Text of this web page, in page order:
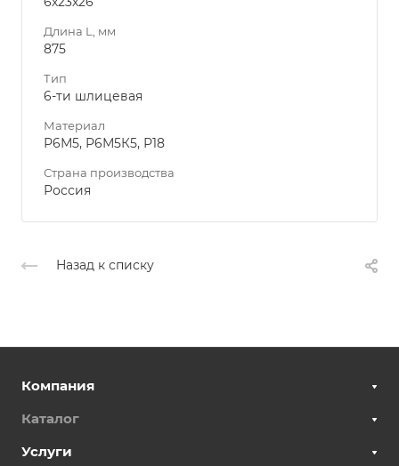
Длина L, мм
875
Тип
6-ти шлицевая
Материал
Р6М5, Р6М5К5, Р18
Страна производства
Россия
Назад к списку
Компания
Каталог
Услуги